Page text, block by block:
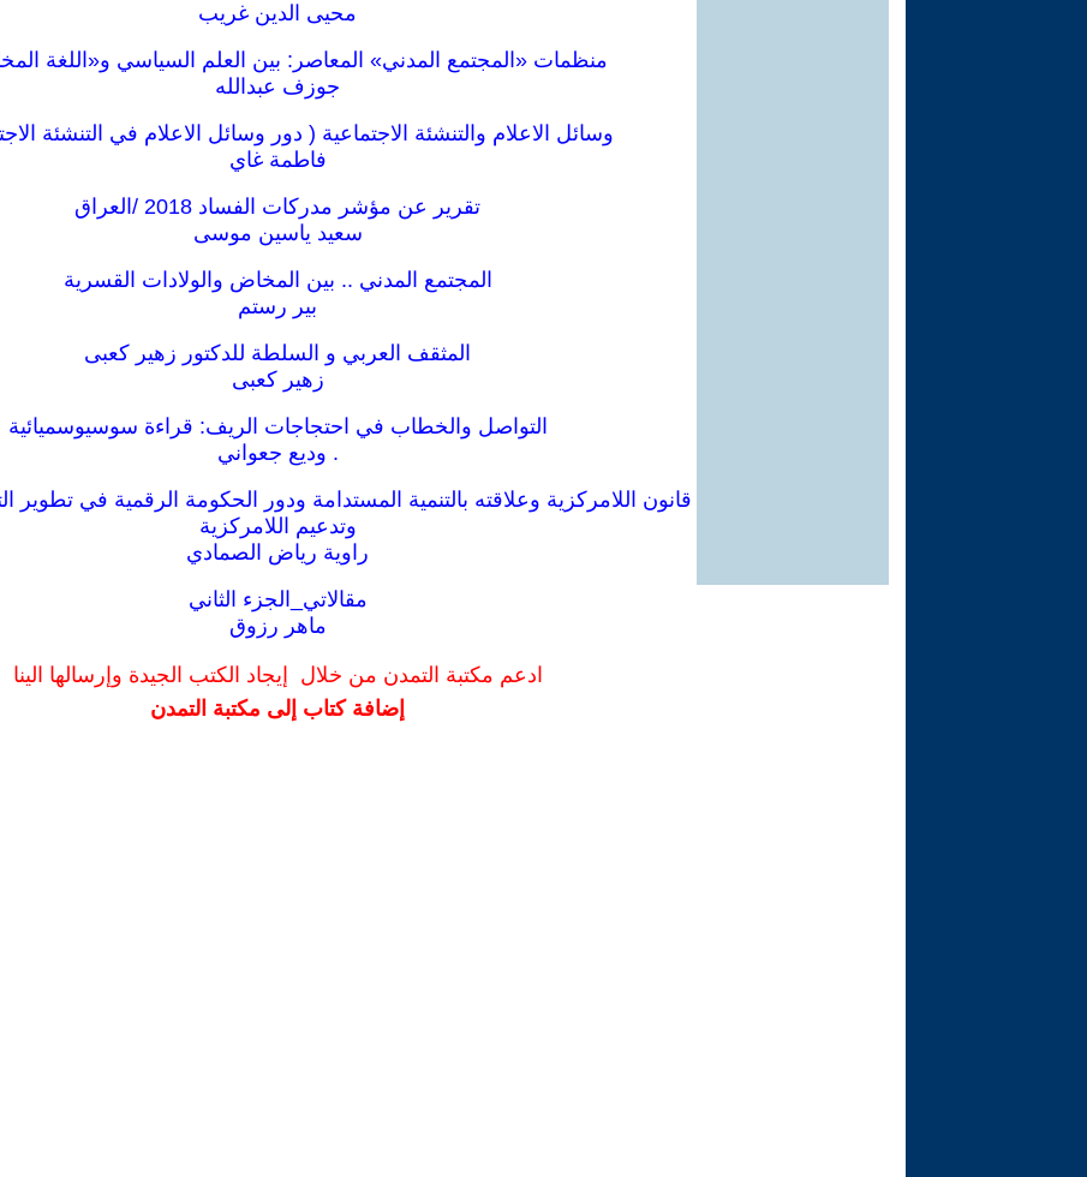
محيى الدين غريب
منظمات «المجتمع المدني» المعاصر: بين العلم السياسي و«اللغة
جوزف عبدالله
وسائل الاعلام والتنشئة الاجتماعية ( دور وسائل الاعلام في التنشئة
فاطمة غاي
تقرير عن مؤشر مدركات الفساد 2018 /العراق
سعيد ياسين موسى
المجتمع المدني .. بين المخاض والولادات القسرية
بير رستم
المثقف العربي و السلطة للدكتور زهير كعبى
زهير كعبى
التواصل والخطاب في احتجاجات الريف: قراءة سوسيوسميائية
. وديع جعواني
قانون اللامركزية وعلاقته بالتنمية المستدامة ودور الحكومة الرقمية في تطوير
وتدعيم اللامركزية
راوية رياض الصمادي
مقالاتي_الجزء الثاني
ماهر رزوق
ادعم مكتبة التمدن من خلال إيجاد الكتب الجيدة وإرسالها الينا
إضافة كتاب إلى مكتبة التمدن